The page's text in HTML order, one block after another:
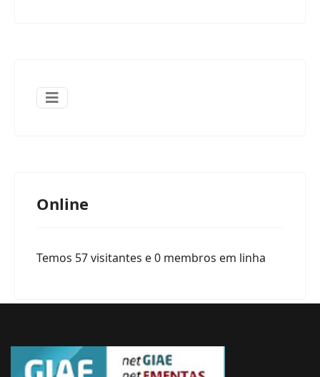
Online
Temos 57 visitantes e 0 membros em linha